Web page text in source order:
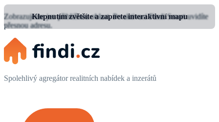
Klepnutím zvětšíte a zapnete interaktivní mapu
Zobrazujeme jen přibližnou oblast.Po aktivaci Findi Smart uvidíte
přesnou adresu.
Spolehlivý agregátor realitních nabídek a inzerátů